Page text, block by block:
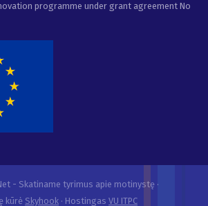
programme under grant agreement No
- Skatiname tyrimus apie motinystę ·
kūrė Skyhook · Hostingas VU ITPC